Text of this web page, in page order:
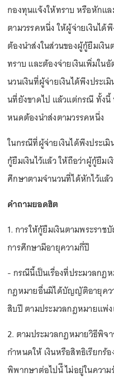
กองทุนแจ้งให้ทราบ หรือหักแล
ตามวรรคหนึ่ง ให้ผู้จ่ายเงินได้
ต้องนําส่งในส่วนของผู้กู้ยืมเงิ
ทราบ และต้องจ่ายเงินเพิ่มใน
นวนเงินที่ผู้จ่ายเงินได้พึงประเ
นที่ยังขาดไป แล้วแต่กรณี ทั้ง
หนดต้องนําส่งตามวรรคหนึ่ง
ในกรณีที่ผู้จ่ายเงินได้พึงประเ
กู้ยืมเงินไว้แล้ว ให้ถือว่าผู้กู้ยืมเ
ศึกษาตามจํานวนที่ได้หักไว้แล้ว
คำถามยอดฮิต
1. การให้กู้ยืมเงินตามพระรา
การศึกษามีอายุความกี่ปี
- กรณีนี้เป็นเรื่องที่ประมวลก
กฎหมายอื่นมิได้บัญญัติอายุคว
สิบปี ตามประมวลกฎหมายแพ่
2. ตามประมวลกฎหมายวิธีพิจ
กำหนดให้ เงินหรือสิทธิเรียกร้
พิพากษาต่อไปน้ี ไม่อยู่ในควา